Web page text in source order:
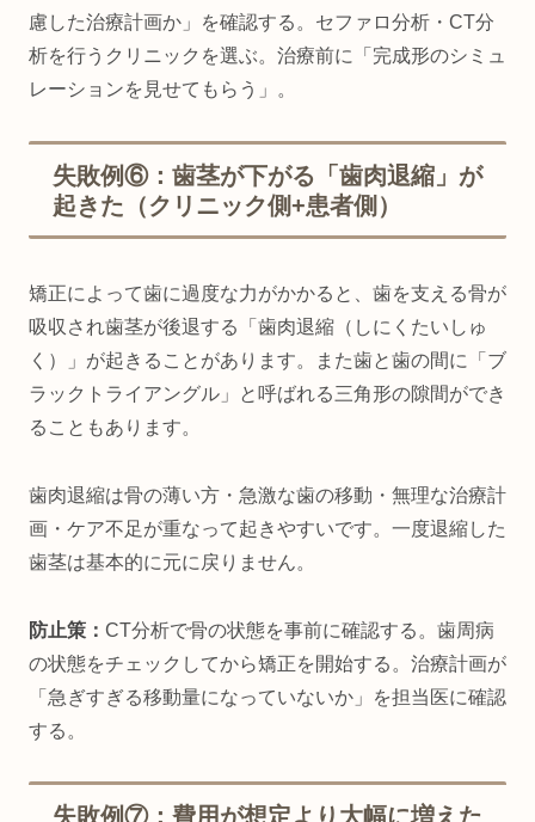
慮した治療計画か」を確認する。セファロ分析・CT分
析を行うクリニックを選ぶ。治療前に「完成形のシミュ
レーションを見せてもらう」。
失敗例⑥：歯茎が下がる「歯肉退縮」が
起きた（クリニック側+患者側）
矯正によって歯に過度な力がかかると、歯を支える骨が
吸収され歯茎が後退する「歯肉退縮（しにくたいしゅ
く）」が起きることがあります。また歯と歯の間に「ブ
ラックトライアングル」と呼ばれる三角形の隙間ができ
ることもあります。
歯肉退縮は骨の薄い方・急激な歯の移動・無理な治療計
画・ケア不足が重なって起きやすいです。一度退縮した
歯茎は基本的に元に戻りません。
防止策： CT分析で骨の状態を事前に確認する。歯周病
の状態をチェックしてから矯正を開始する。治療計画が
「急ぎすぎる移動量になっていないか」を担当医に確認
する。
失敗例⑦：費用が想定より大幅に増えた